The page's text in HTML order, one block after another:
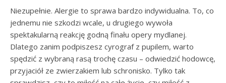
Niezupełnie. Alergie to sprawa bardzo indywidualna. To, co
jednemu nie szkodzi wcale, u drugiego wywoła
spektakularną reakcję godną finału opery mydlanej.
Dlatego zanim podpiszesz cyrograf z pupilem, warto
spędzić z wybraną rasą trochę czasu – odwiedzić hodowcę,
przyjaciół ze zwierzakiem lub schronisko. Tylko tak